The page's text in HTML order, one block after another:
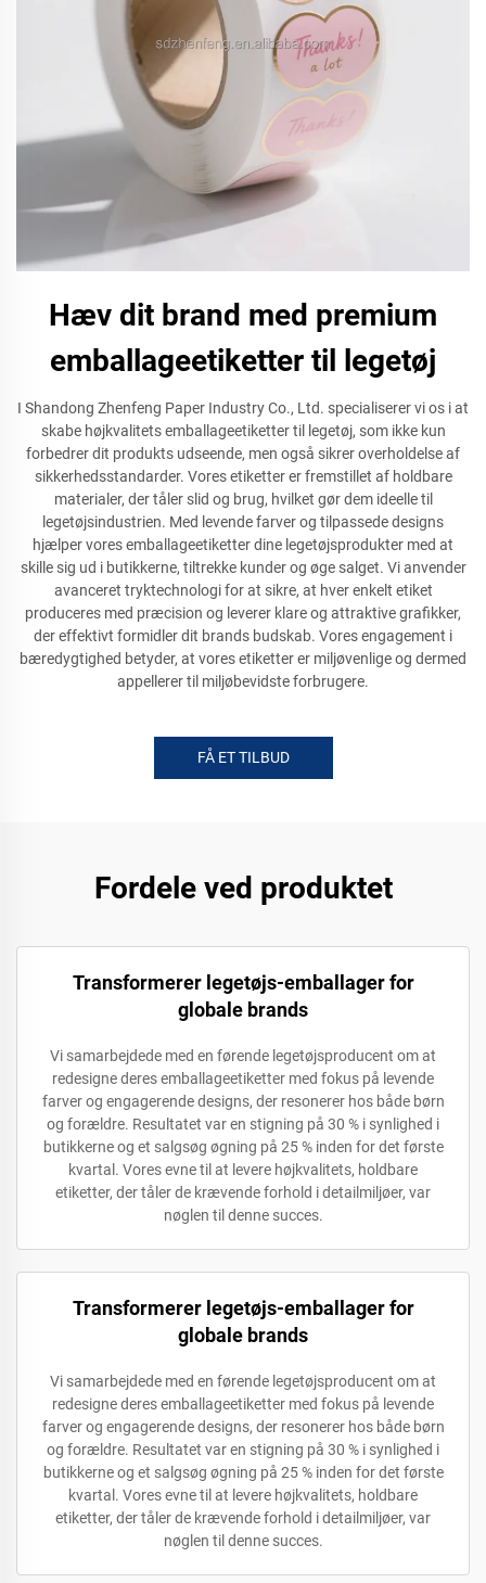
Hæv dit brand med premium
emballageetiketter til legetøj
I Shandong Zhenfeng Paper Industry Co., Ltd. specialiserer vi os i at
skabe højkvalitets emballageetiketter til legetøj, som ikke kun
forbedrer dit produkts udseende, men også sikrer overholdelse af
sikkerhedsstandarder. Vores etiketter er fremstillet af holdbare
materialer, der tåler slid og brug, hvilket gør dem ideelle til
legetøjsindustrien. Med levende farver og tilpassede designs
hjælper vores emballageetiketter dine legetøjsprodukter med at
skille sig ud i butikkerne, tiltrekke kunder og øge salget. Vi anvender
avanceret tryktechnologi for at sikre, at hver enkelt etiket
produceres med præcision og leverer klare og attraktive grafikker,
der effektivt formidler dit brands budskab. Vores engagement i
bæredygtighed betyder, at vores etiketter er miljøvenlige og dermed
appellerer til miljøbevidste forbrugere.
FÅ ET TILBUD
Fordele ved produktet
Transformerer legetøjs-emballager for
globale brands
Vi samarbejdede med en førende legetøjsproducent om at
redesigne deres emballageetiketter med fokus på levende
farver og engagerende designs, der resonerer hos både børn
og forældre. Resultatet var en stigning på 30 % i synlighed i
butikkerne og et salgsøg øgning på 25 % inden for det første
kvartal. Vores evne til at levere højkvalitets, holdbare
etiketter, der tåler de krævende forhold i detailmiljøer, var
nøglen til denne succes.
Transformerer legetøjs-emballager for
globale brands
Vi samarbejdede med en førende legetøjsproducent om at
redesigne deres emballageetiketter med fokus på levende
farver og engagerende designs, der resonerer hos både børn
og forældre. Resultatet var en stigning på 30 % i synlighed i
butikkerne og et salgsøg øgning på 25 % inden for det første
kvartal. Vores evne til at levere højkvalitets, holdbare
etiketter, der tåler de krævende forhold i detailmiljøer, var
nøglen til denne succes.